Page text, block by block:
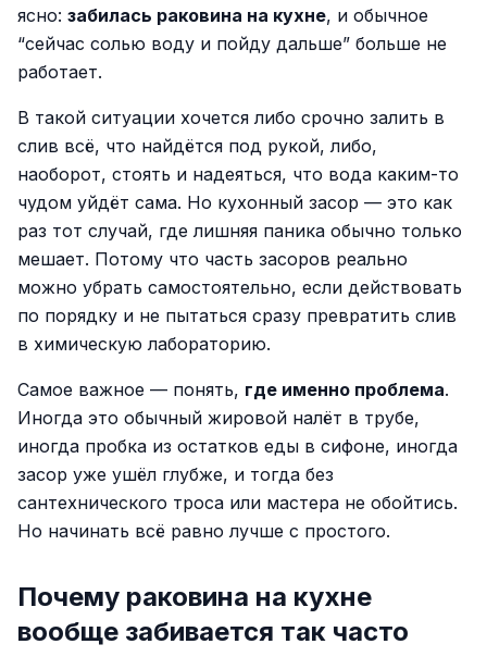
ясно: забилась раковина на кухне, и обычное
“сейчас солью воду и пойду дальше” больше не
работает.
В такой ситуации хочется либо срочно залить в
слив всё, что найдётся под рукой, либо,
наоборот, стоять и надеяться, что вода каким-то
чудом уйдёт сама. Но кухонный засор — это как
раз тот случай, где лишняя паника обычно только
мешает. Потому что часть засоров реально
можно убрать самостоятельно, если действовать
по порядку и не пытаться сразу превратить слив
в химическую лабораторию.
Самое важное — понять, где именно проблема.
Иногда это обычный жировой налёт в трубе,
иногда пробка из остатков еды в сифоне, иногда
засор уже ушёл глубже, и тогда без
сантехнического троса или мастера не обойтись.
Но начинать всё равно лучше с простого.
Почему раковина на кухне
вообще забивается так часто